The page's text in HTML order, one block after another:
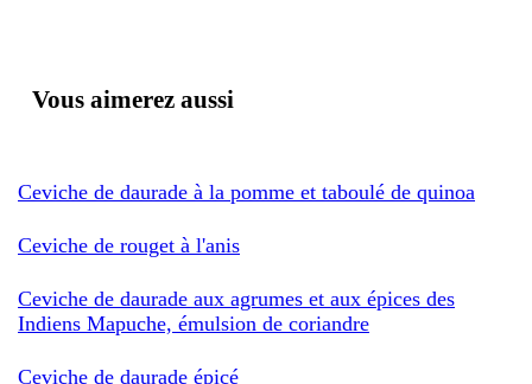
Vous aimerez aussi
Ceviche de daurade à la pomme et taboulé de quinoa
Ceviche de rouget à l'anis
Ceviche de daurade aux agrumes et aux épices des
Indiens Mapuche, émulsion de coriandre
Ceviche de daurade épicé